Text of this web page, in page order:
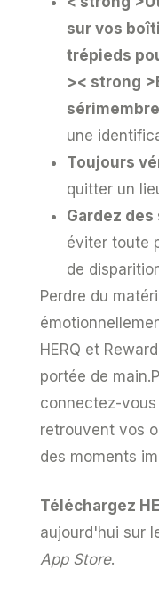
sur vos
trépieds
>< strong
une
Toujours
quitter un
Gardez
éviter toute
de
Perdre du
HERQ et
portée de
connectez-
retrouvent vos
des moments
Téléchargez
aujourd'hui sur
App Store.